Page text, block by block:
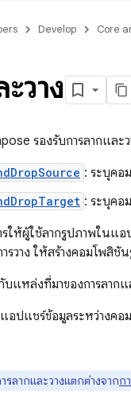
Develop Core
วาง
รองรับการลากและว
: ระบุคอ
: ระบุคอ
รให้ผู้ใช้ลากรูปภาพในแ
ารวาง ให้สร้างคอมโพสิ
แหล่งที่มาของการลากแ
อปแชร์ข้อมูลระหว่างคอ
รลากและวางแตกต่างจากก